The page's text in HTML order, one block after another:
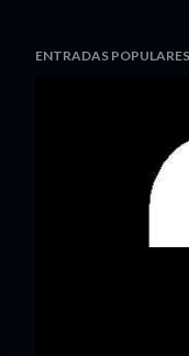
ENTRADAS POPULARES